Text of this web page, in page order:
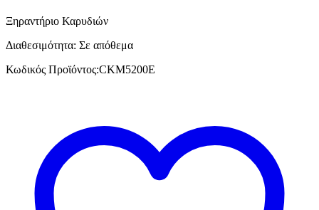
Ξηραντήριο Καρυδιών
Διαθεσιμότητα: Σε απόθεμα
Κωδικός Προϊόντος:CKM5200E